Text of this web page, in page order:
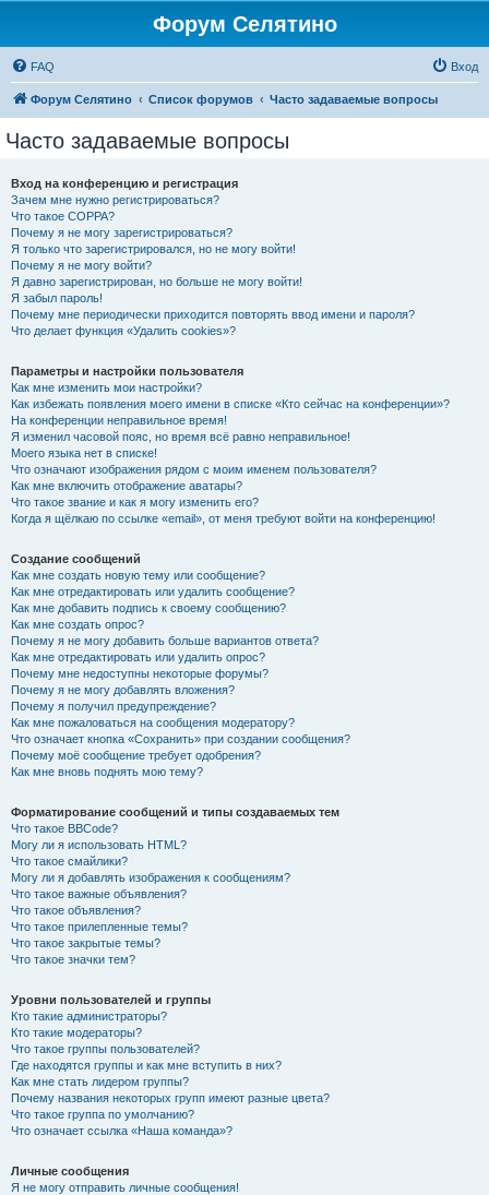
Форум Селятино
FAQ Вход
Форум Селятино Список форумов Часто задаваемые вопросы
Часто задаваемые вопросы
Вход на конференцию и регистрация
Зачем мне нужно регистрироваться?
Что такое COPPA?
Почему я не могу зарегистрироваться?
Я только что зарегистрировался, но не могу войти!
Почему я не могу войти?
Я давно зарегистрирован, но больше не могу войти!
Я забыл пароль!
Почему мне периодически приходится повторять ввод имени и пароля?
Что делает функция «Удалить cookies»?
Параметры и настройки пользователя
Как мне изменить мои настройки?
Как избежать появления моего имени в списке «Кто сейчас на конференции»?
На конференции неправильное время!
Я изменил часовой пояс, но время всё равно неправильное!
Моего языка нет в списке!
Что означают изображения рядом с моим именем пользователя?
Как мне включить отображение аватары?
Что такое звание и как я могу изменить его?
Когда я щёлкаю по ссылке «email», от меня требуют войти на конференцию!
Создание сообщений
Как мне создать новую тему или сообщение?
Как мне отредактировать или удалить сообщение?
Как мне добавить подпись к своему сообщению?
Как мне создать опрос?
Почему я не могу добавить больше вариантов ответа?
Как мне отредактировать или удалить опрос?
Почему мне недоступны некоторые форумы?
Почему я не могу добавлять вложения?
Почему я получил предупреждение?
Как мне пожаловаться на сообщения модератору?
Что означает кнопка «Сохранить» при создании сообщения?
Почему моё сообщение требует одобрения?
Как мне вновь поднять мою тему?
Форматирование сообщений и типы создаваемых тем
Что такое BBCode?
Могу ли я использовать HTML?
Что такое смайлики?
Могу ли я добавлять изображения к сообщениям?
Что такое важные объявления?
Что такое объявления?
Что такое прилепленные темы?
Что такое закрытые темы?
Что такое значки тем?
Уровни пользователей и группы
Кто такие администраторы?
Кто такие модераторы?
Что такое группы пользователей?
Где находятся группы и как мне вступить в них?
Как мне стать лидером группы?
Почему названия некоторых групп имеют разные цвета?
Что такое группа по умолчанию?
Что означает ссылка «Наша команда»?
Личные сообщения
Я не могу отправить личные сообщения!